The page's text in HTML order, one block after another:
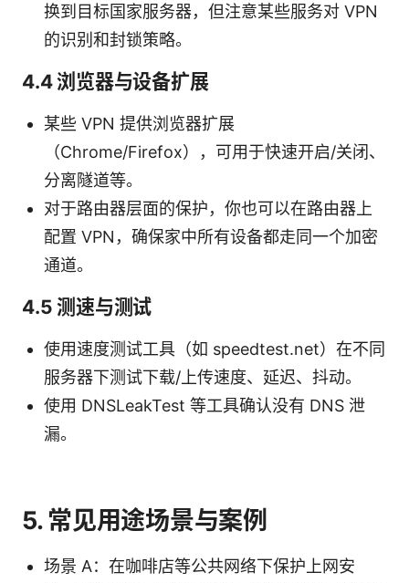
换到目标国家服务器，但注意某些服务对 VPN
的识别和封锁策略。
4.4 浏览器与设备扩展
某些 VPN 提供浏览器扩展
（Chrome/Firefox），可用于快速开启/关闭、
分离隧道等。
对于路由器层面的保护，你也可以在路由器上
配置 VPN，确保家中所有设备都走同一个加密
通道。
4.5 测速与测试
使用速度测试工具（如 speedtest.net）在不同
服务器下测试下载/上传速度、延迟、抖动。
使用 DNSLeakTest 等工具确认没有 DNS 泄
漏。
5. 常见用途场景与案例
场景 A：在咖啡店等公共网络下保护上网安